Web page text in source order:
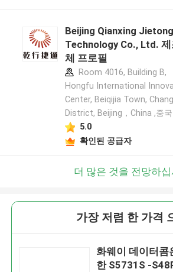
Beijing Qianxing Jietong
Technology Co., Ltd. 제
체 프로필
Room 4016, Building B,
Hongfu International
Center, Beiqijia Town,
District, Beijing，China ,중국
5.0
확인된 공급자
더 많은 것을 전망하십
가장 저렴 한 가격
화웨이 데이터콤
한 S5731S -